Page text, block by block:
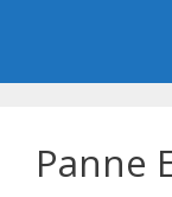
Panne